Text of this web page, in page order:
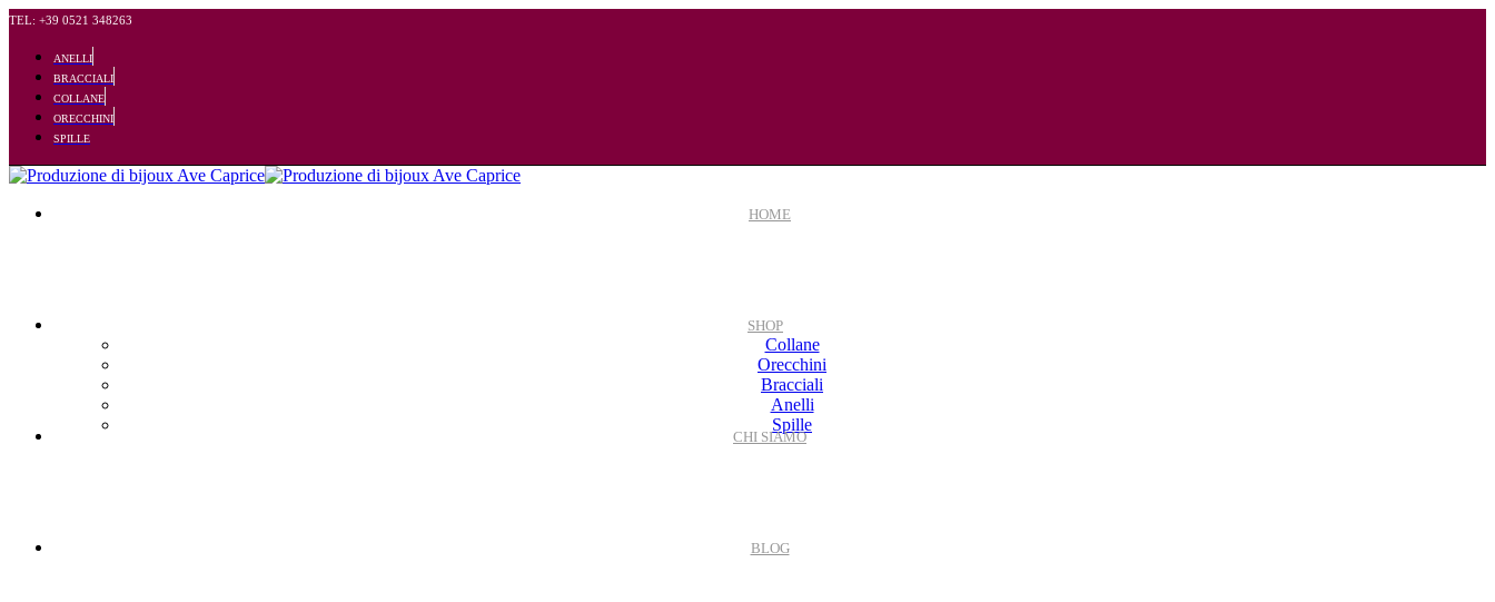
TEL: +39 0521 348263
ANELLI
BRACCIALI
COLLANE
ORECCHINI
SPILLE
HOME
SHOP
Collane
Orecchini
Bracciali
Anelli
Spille
CHI SIAMO
BLOG